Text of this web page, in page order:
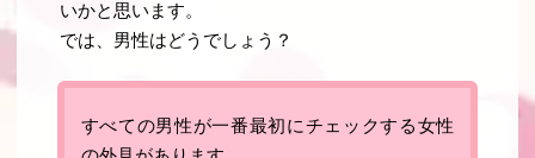
いかと思います。
では、男性はどうでしょう？
すべての男性が一番最初にチェックする女性